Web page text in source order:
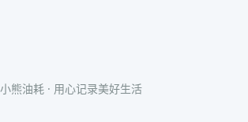
小熊油耗 · 用心记录美好生活